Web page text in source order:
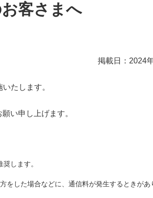
客さまへ
掲載日：2024
たします。
い申し上げます。
します。
した場合などに、通信料が発生するときがあ